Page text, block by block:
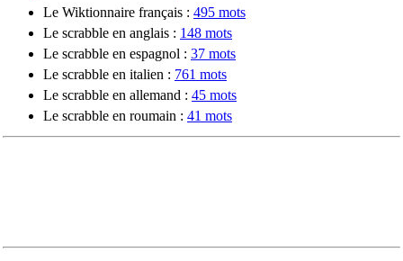
Le Wiktionnaire français : 495 mots
Le scrabble en anglais : 148 mots
Le scrabble en espagnol : 37 mots
Le scrabble en italien : 761 mots
Le scrabble en allemand : 45 mots
Le scrabble en roumain : 41 mots